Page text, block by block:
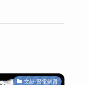
文献-腎電解質